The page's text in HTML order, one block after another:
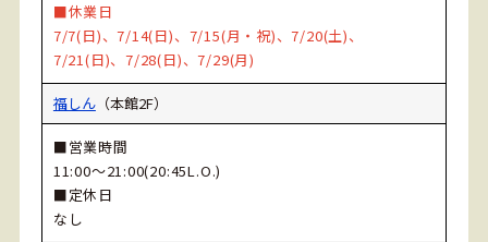
■休業日
7/7(日)、7/14(日)、7/15(月・祝)、7/20(土)、
7/21(日)、7/28(日)、7/29(月)
福しん（本館2F）
■営業時間
11:00～21:00(20:45L.O.)
■定休日
なし